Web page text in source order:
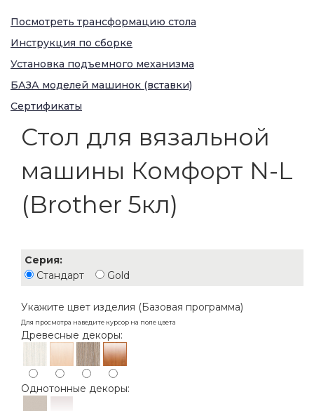
Посмотреть трансформацию стола
Инструкция по сборке
Установка подъемного механизма
БАЗА моделей машинок (вставки)
Сертификаты
Стол для вязальной
машины Комфорт N-L
(Brother 5кл)
Серия:
Стандарт
Gold
Укажите цвет изделия (Базовая программа)
Для просмотра наведите курсор на поле цвета
Древесные декоры:
Однотонные декоры: